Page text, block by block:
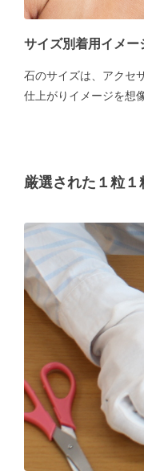
サイズ別着用イメー
石のサイズは、アクセ
仕上がりイメージを想
厳選された１粒１